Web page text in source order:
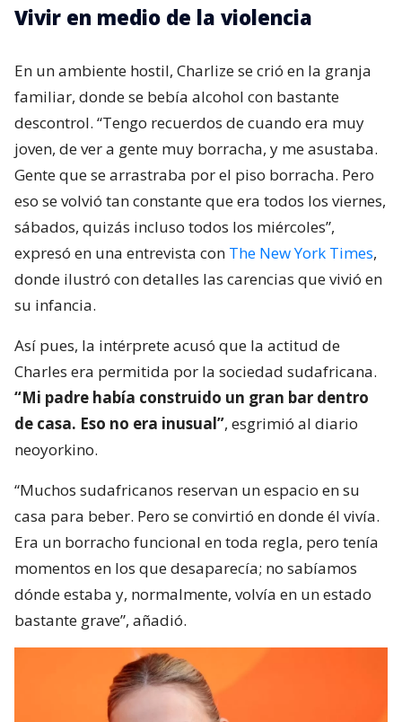
Vivir en medio de la violencia
En un ambiente hostil, Charlize se crió en la granja
familiar, donde se bebía alcohol con bastante
descontrol. “Tengo recuerdos de cuando era muy
joven, de ver a gente muy borracha, y me asustaba.
Gente que se arrastraba por el piso borracha. Pero
eso se volvió tan constante que era todos los viernes,
sábados, quizás incluso todos los miércoles”,
expresó en una entrevista con The New York Times,
donde ilustró con detalles las carencias que vivió en
su infancia.
Así pues, la intérprete acusó que la actitud de
Charles era permitida por la sociedad sudafricana.
“Mi padre había construido un gran bar dentro
de casa. Eso no era inusual”, esgrimió al diario
neoyorkino.
“Muchos sudafricanos reservan un espacio en su
casa para beber. Pero se convirtió en donde él vivía.
Era un borracho funcional en toda regla, pero tenía
momentos en los que desaparecía; no sabíamos
dónde estaba y, normalmente, volvía en un estado
bastante grave”, añadió.